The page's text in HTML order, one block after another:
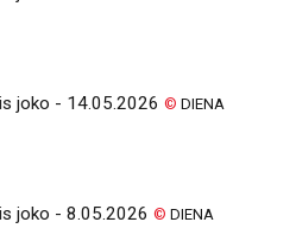
joko - 14.05.2026© DIENA
joko - 8.05.2026© DIENA